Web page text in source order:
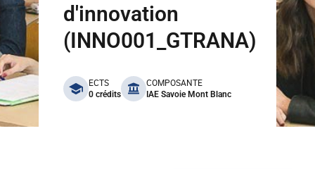
d'innovation
(INNO001_GTRANA)
benefits
ECTS
0 crédits
COMPOSANTE
IAE Savoie Mont Blanc